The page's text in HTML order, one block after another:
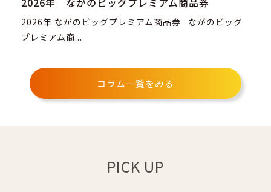
2026年 ながのビッグプレミアム商品券
2026年 ながのビッグプレミアム商品券 ながのビッグ
プレミアム商...
コラム一覧をみる
PICK UP